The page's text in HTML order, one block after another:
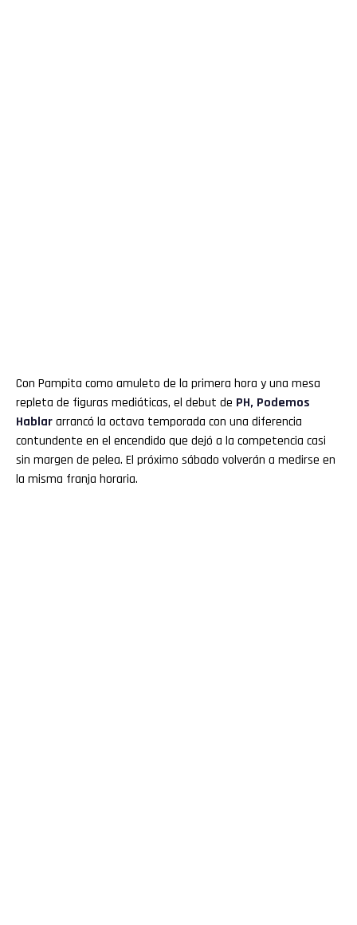
Con Pampita como amuleto de la primera hora y una mesa
repleta de figuras mediáticas, el debut de PH, Podemos
Hablararrancó la octava temporada con una diferencia
contundente en el encendido que dejó a la competencia casi
sin margen de pelea. El próximo sábado volverán a medirse en
la misma franja horaria.